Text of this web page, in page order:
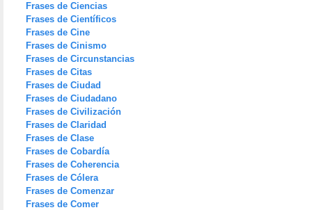
Frases de Ciencias
Frases de Científicos
Frases de Cine
Frases de Cinismo
Frases de Circunstancias
Frases de Citas
Frases de Ciudad
Frases de Ciudadano
Frases de Civilización
Frases de Claridad
Frases de Clase
Frases de Cobardía
Frases de Coherencia
Frases de Cólera
Frases de Comenzar
Frases de Comer